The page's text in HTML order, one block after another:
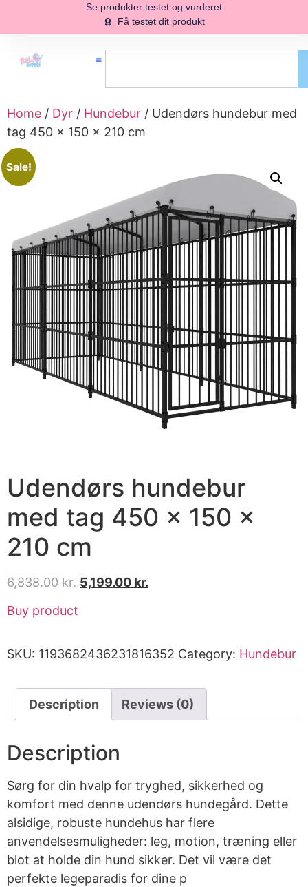
Se produkter testet og vurderet
Få testet dit produkt
Home / Dyr / Hundebur / Udendørs hundebur med
tag 450 x 150 x 210 cm
Sale!
Udendørs hundebur
med tag 450 x 150 x
210 cm
6,838.00kr. 5,199.00 kr.
Buy product
SKU: 1193682436231816352 Category: Hundebur
Description Reviews (0)
Description
Sørg for din hvalp for tryghed, sikkerhed og
komfort med denne udendørs hundegård. Dette
alsidige, robuste hundehus har flere
anvendelsesmuligheder: leg, motion, træning eller
blot at holde din hund sikker. Det vil være det
perfekte legeparadis for dine p